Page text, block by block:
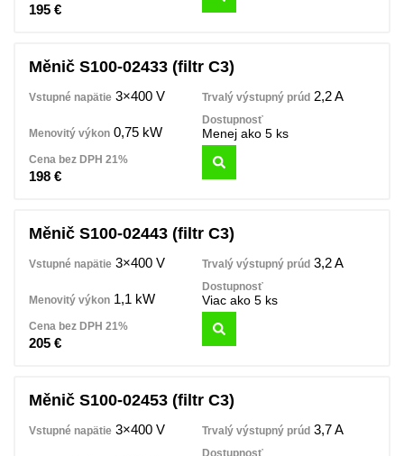
195 €
Měnič S100-02433 (filtr C3)
3×400 V 2,2 A
0,75 kW Menej ako 5 ks
198 €
Měnič S100-02443 (filtr C3)
3×400 V 3,2 A
1,1 kW Viac ako 5 ks
205 €
Měnič S100-02453 (filtr C3)
3×400 V 3,7 A